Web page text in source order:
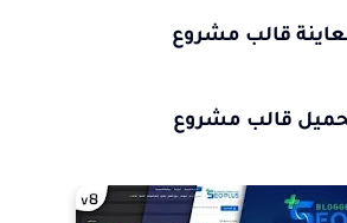
قالب مشروع
قالب مشروع